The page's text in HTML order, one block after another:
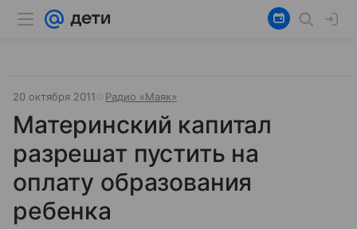
20 октября 2011 Радио «Маяк»
Материнский капитал
разрешат пустить на
оплату образования
ребенка